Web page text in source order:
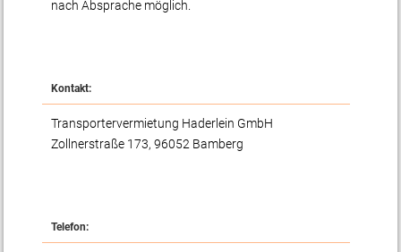
nach Absprache möglich.
Kontakt:
Transportervermietung Haderlein GmbH
Zollnerstraße 173, 96052 Bamberg
Telefon: